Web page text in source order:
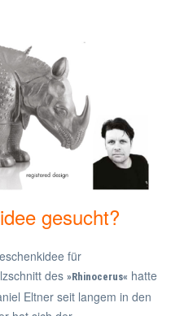
gesucht?
für
des »Rhinocerus« hatte
Eltner seit langem in den